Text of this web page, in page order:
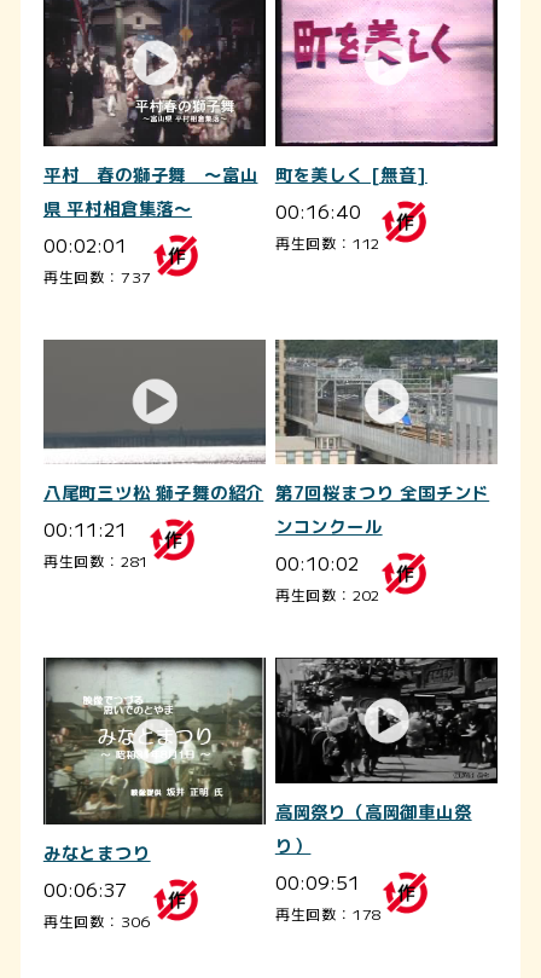
平村 春の獅子舞 ～富山
県 平村相倉集落～
00:02:01
再生回数：737
町を美しく [無音]
00:16:40
再生回数：112
八尾町三ツ松 獅子舞の紹介
00:11:21
再生回数：281
第7回桜まつり 全国チンド
ンコンクール
00:10:02
再生回数：202
みなとまつり
00:06:37
再生回数：306
高岡祭り（高岡御車山祭
り）
00:09:51
再生回数：178